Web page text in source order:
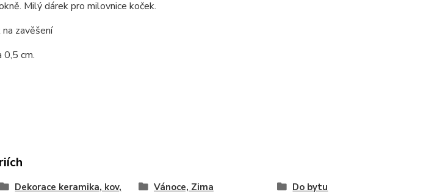
Milý dárek pro milovnice koček.
zavěšení
cm.
Dekorace keramika, kov,
Vánoce, Zima Do bytu